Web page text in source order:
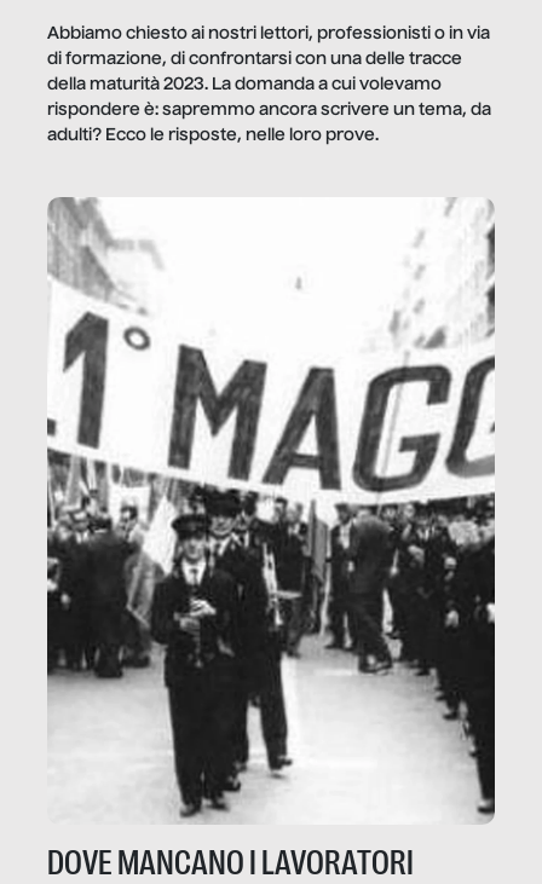
Abbiamo chiesto ai nostri lettori, professionisti o in via
di formazione, di confrontarsi con una delle tracce
della maturità 2023. La domanda a cui volevamo
rispondere è: sapremmo ancora scrivere un tema, da
adulti? Ecco le risposte, nelle loro prove.
DOVE MANCANO I LAVORATORI